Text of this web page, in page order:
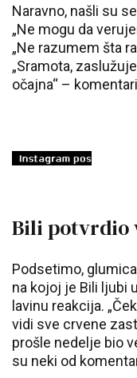
Naravno, našli su
„Ne mogu da
„Ne razumem šta
„Sramota,
očajna“ –
Bili potvrdio
Podsetimo,
na kojoj je Bili ljubi
lavinu reakcija.
vidi sve crvene
prošle nedelje bio
su neki od